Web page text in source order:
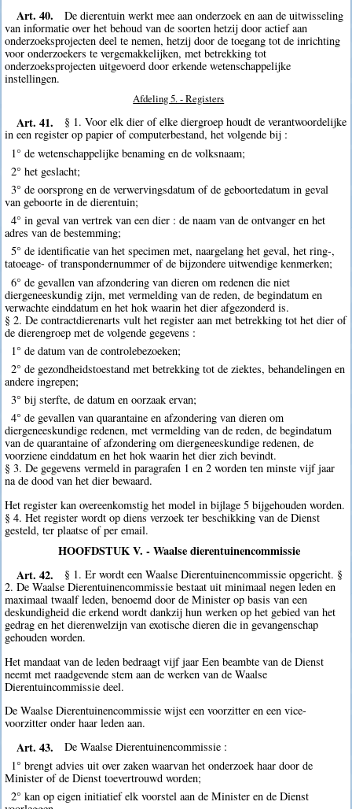
Art. 40.
De dierentuin werkt mee aan onderzoek en aan de uitwisseling
van informatie over het behoud van de soorten hetzij door actief aan
onderzoeksprojecten deel te nemen, hetzij door de toegang tot de inrichting
voor onderzoekers te vergemakkelijken, met betrekking tot
onderzoeksprojecten uitgevoerd door erkende wetenschappelijke
instellingen.
Afdeling 5. - Registers
Art. 41.
§ 1. Voor elk dier of elke diergroep houdt de verantwoordelijke
in een register op papier of computerbestand, het volgende bij :
1° de wetenschappelijke benaming en de volksnaam;
2° het geslacht;
3° de oorsprong en de verwervingsdatum of de geboortedatum in geval
van geboorte in de dierentuin;
4° in geval van vertrek van een dier : de naam van de ontvanger en het
adres van de bestemming;
5° de identificatie van het specimen met, naargelang het geval, het ring-,
tatoeage- of transpondernummer of de bijzondere uitwendige kenmerken;
6° de gevallen van afzondering van dieren om redenen die niet
diergeneeskundig zijn, met vermelding van de reden, de begindatum en
verwachte einddatum en het hok waarin het dier afgezonderd is.
§ 2. De contractdierenarts vult het register aan met betrekking tot het dier of
de dierengroep met de volgende gegevens :
1° de datum van de controlebezoeken;
2° de gezondheidstoestand met betrekking tot de ziektes, behandelingen en
andere ingrepen;
3° bij sterfte, de datum en oorzaak ervan;
4° de gevallen van quarantaine en afzondering van dieren om
diergeneeskundige redenen, met vermelding van de reden, de begindatum
van de quarantaine of afzondering om diergeneeskundige redenen, de
voorziene einddatum en het hok waarin het dier zich bevindt.
§ 3. De gegevens vermeld in paragrafen 1 en 2 worden ten minste vijf jaar
na de dood van het dier bewaard.
Het register kan overeenkomstig het model in bijlage 5 bijgehouden worden.
§ 4. Het register wordt op diens verzoek ter beschikking van de Dienst
gesteld, ter plaatse of per email.
HOOFDSTUK V. - Waalse dierentuinencommissie
Art. 42.
§ 1. Er wordt een Waalse Dierentuinencommissie opgericht. §
2. De Waalse Dierentuinencommissie bestaat uit minimaal negen leden en
maximaal twaalf leden, benoemd door de Minister op basis van een
deskundigheid die erkend wordt dankzij hun werken op het gebied van het
gedrag en het dierenwelzijn van exotische dieren die in gevangenschap
gehouden worden.
Het mandaat van de leden bedraagt vijf jaar Een beambte van de Dienst
neemt met raadgevende stem aan de werken van de Waalse
Dierentuincommissie deel.
De Waalse Dierentuinencommissie wijst een voorzitter en een vice-
voorzitter onder haar leden aan.
Art. 43.
De Waalse Dierentuinencommissie :
1° brengt advies uit over zaken waarvan het onderzoek haar door de
Minister of de Dienst toevertrouwd worden;
2° kan op eigen initiatief elk voorstel aan de Minister en de Dienst